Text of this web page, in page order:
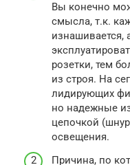
Вы конечно
смысла, т.к.
изнашивается,
розетки, тем
из строя. На
лидирующих
но надежные
цепочкой
освещения.
Причина, по